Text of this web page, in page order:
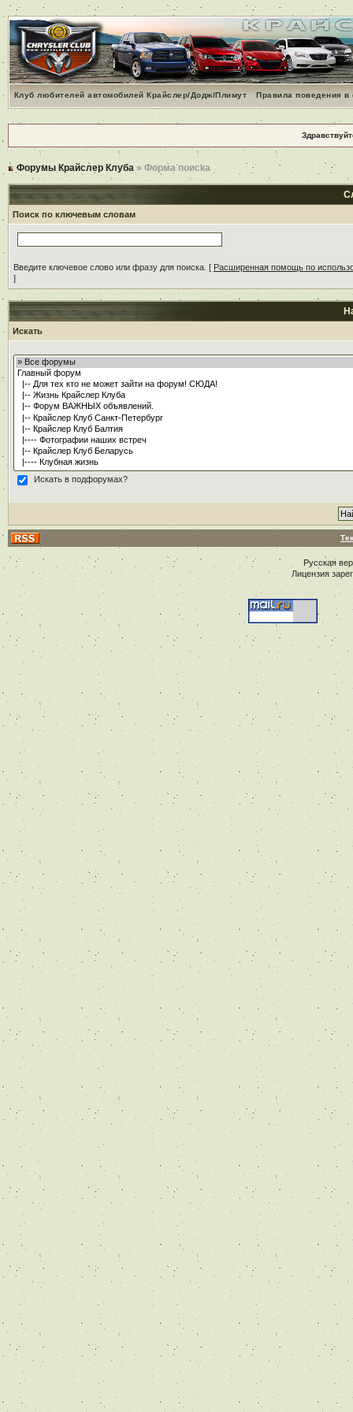
Клуб любителей автомобилей Крайслер/Додж/Плимут Правила поведения
Форумы Крайслер Клуба » Форма поиска
Поиск по ключевым словам
Введите ключевое слово или фразу для поиска. [ Расширенная помощь по
]
Искать
Искать в подфорумах?
Русская
Лицензия